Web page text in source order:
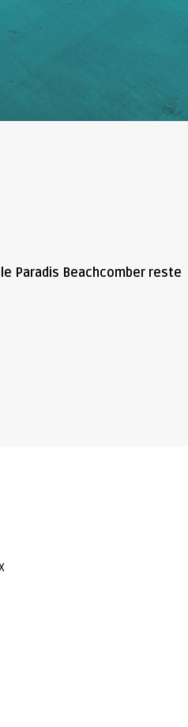
Paradis Beachcomber reste